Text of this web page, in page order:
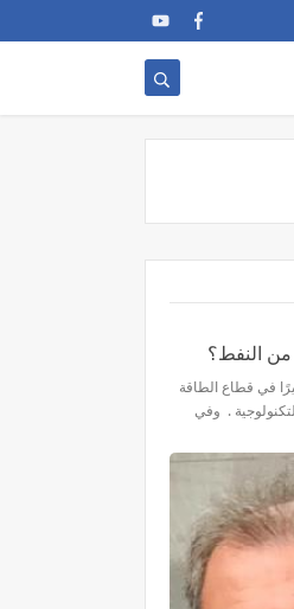
النفط؟
في قطاع الطاقة
. وفي